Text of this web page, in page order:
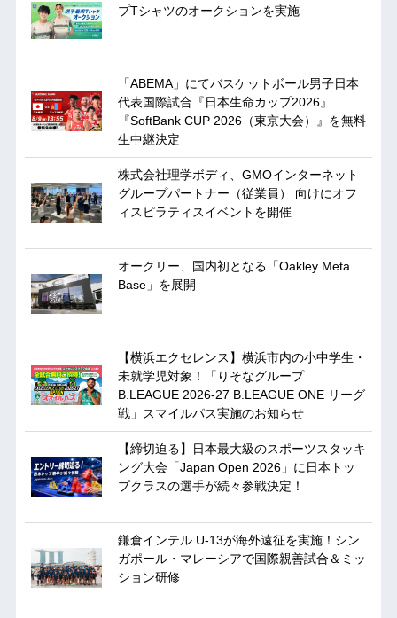
プTシャツのオークションを実施
「ABEMA」にてバスケットボール男子日本
代表国際試合『日本生命カップ2026』
『SoftBank CUP 2026（東京大会）』を無料
生中継決定
株式会社理学ボディ、GMOインターネット
グループパートナー（従業員） 向けにオフ
ィスピラティスイベントを開催
オークリー、国内初となる「Oakley Meta
Base」を展開
【横浜エクセレンス】横浜市内の小中学生・
未就学児対象！「りそなグループ
B.LEAGUE 2026-27 B.LEAGUE ONE リーグ
戦」スマイルパス実施のお知らせ
【締切迫る】日本最大級のスポーツスタッキ
ング大会「Japan Open 2026」に日本トッ
プクラスの選手が続々参戦決定！
鎌倉インテル U-13が海外遠征を実施！シン
ガポール・マレーシアで国際親善試合＆ミッ
ション研修